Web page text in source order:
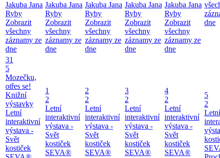
Jakuba Jana
Ryby
Zobrazit
všechny
záznamy ze
dne
Jakuba Jana
Ryby
Zobrazit
všechny
záznamy ze
dne
Jakuba Jana
Ryby
Zobrazit
všechny
záznamy ze
dne
Jakuba Jana
Ryby
Zobrazit
všechny
záznamy ze
dne
Jakuba Jana
Ryby
Zobrazit
všechny
záznamy ze
dne
dne
31
5
Mozečku,
otřes se!
Knižní
výstavky
Letní
interaktivní
výstava -
Svět
kostiček
1
2
Letní
interaktivní
výstava -
Svět
kostiček
SEVA®
2
2
Letní
interaktivní
výstava -
Svět
kostiček
SEVA®
3
2
Letní
interaktivní
výstava -
Svět
kostiček
SEVA®
4
2
Letní
interaktivní
výstava -
Svět
kostiček
SEVA®
5
2
Letní